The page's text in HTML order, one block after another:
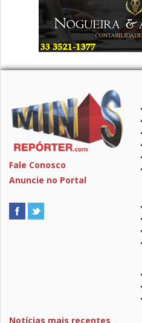
Fale Conosco
Anuncie no Portal
Notícias mais recentes